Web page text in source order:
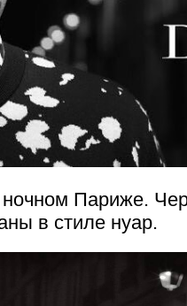
Париже.
в стиле нуар.